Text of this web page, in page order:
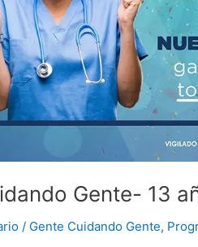
Gente- 13
/ Gente Cuidando Gente,